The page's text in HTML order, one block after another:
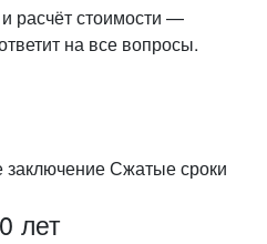
расчёт стоимости —
на все вопросы.
Сжатые сроки
лет